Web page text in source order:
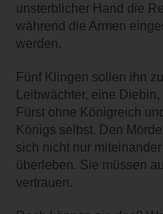
unsterblicher Hand die
während die Armen
werden.
Fünf Klingen sollen ihn
Leibwächter, eine
Fürst ohne Königreich
Königs selbst. Den
sich nicht nur
überleben. Sie müssen
vertrauen.